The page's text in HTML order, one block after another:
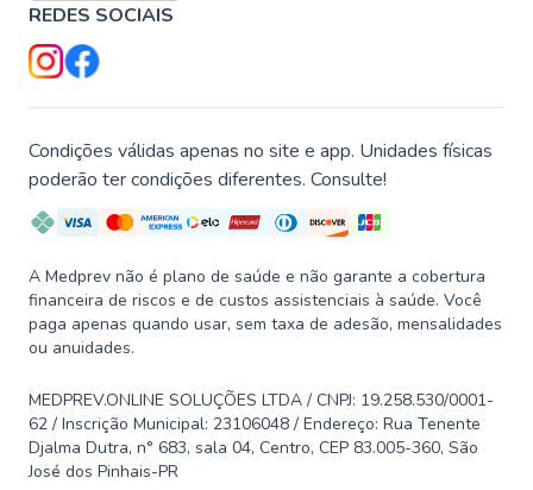
REDES SOCIAIS
Condições válidas apenas no site e app. Unidades físicas
poderão ter condições diferentes. Consulte!
A Medprev não é plano de saúde e não garante a cobertura
financeira de riscos e de custos assistenciais à saúde. Você
paga apenas quando usar, sem taxa de adesão, mensalidades
ou anuidades.
MEDPREV.ONLINE SOLUÇÕES LTDA / CNPJ: 19.258.530/0001-
62 / Inscrição Municipal: 23106048 / Endereço: Rua Tenente
Djalma Dutra, n° 683, sala 04, Centro, CEP 83.005-360, São
José dos Pinhais-PR